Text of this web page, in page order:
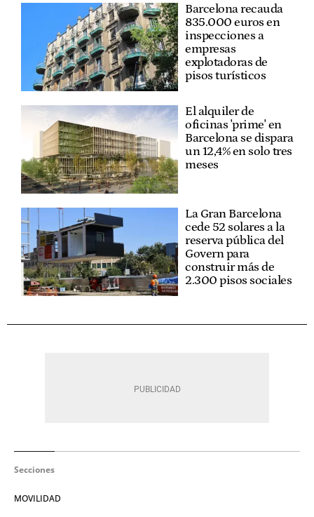
Barcelona recauda
835.000 euros en
inspecciones a
empresas
explotadoras de
pisos turísticos
El alquiler de
oficinas 'prime' en
Barcelona se dispara
un 12,4% en solo tres
meses
La Gran Barcelona
cede 52 solares a la
reserva pública del
Govern para
construir más de
2.300 pisos sociales
Secciones
MOVILIDAD